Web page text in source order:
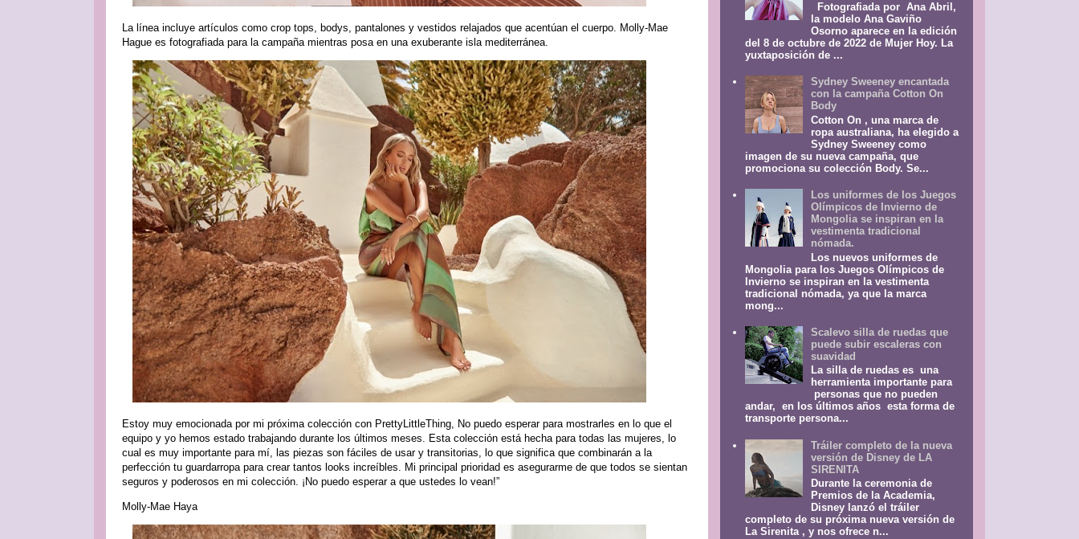
La línea incluye artículos como crop tops, bodys, pantalones y vestidos relajados que acentúan el cuerpo. Molly-Mae
Hague es fotografiada para la campaña mientras posa en una exuberante isla mediterránea.
Estoy muy emocionada por mi próxima colección con PrettyLittleThing, No puedo esperar para mostrarles en lo que el
equipo y yo hemos estado trabajando durante los últimos meses. Esta colección está hecha para todas las mujeres, lo
cual es muy importante para mí, las piezas son fáciles de usar y transitorias, lo que significa que combinarán a la
perfección tu guardarropa para crear tantos looks increíbles. Mi principal prioridad es asegurarme de que todos se sientan
seguros y poderosos en mi colección. ¡No puedo esperar a que ustedes lo vean!”
Molly-Mae Haya
Fotografiada por Ana Abril,
la modelo Ana Gaviño
Osorno aparece en la edición
del 8 de octubre de 2022 de Mujer Hoy. La
yuxtaposición de ...
Sydney Sweeney encantada
con la campaña Cotton On
Body
Cotton On , una marca de
ropa australiana, ha elegido a
Sydney Sweeney como
imagen de su nueva campaña, que
promociona su colección Body. Se...
Los uniformes de los Juegos
Olímpicos de Invierno de
Mongolia se inspiran en la
vestimenta tradicional
nómada.
Los nuevos uniformes de
Mongolia para los Juegos Olímpicos de
Invierno se inspiran en la vestimenta
tradicional nómada, ya que la marca
mong...
Scalevo silla de ruedas que
puede subir escaleras con
suavidad
La silla de ruedas es una
herramienta importante para
personas que no pueden
andar, en los últimos años esta forma de
transporte persona...
Tráiler completo de la nueva
versión de Disney de LA
SIRENITA
Durante la ceremonia de
Premios de la Academia,
Disney lanzó el tráiler
completo de su próxima nueva versión de
La Sirenita , y nos ofrece n...